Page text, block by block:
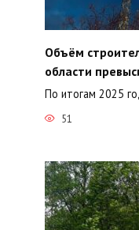
Объём
области
По итогам 2025
51